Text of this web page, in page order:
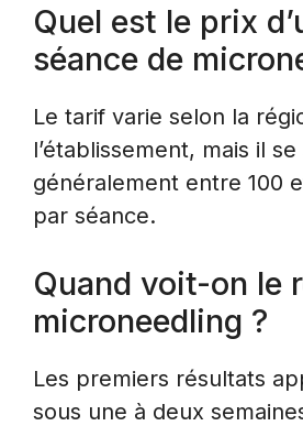
Quel est le prix
séance de
Le tarif varie selon la
l’établissement, mais il
généralement entre 100
par séance.
Quand voit-on le
microneedling ?
Les premiers résultats
sous une à deux